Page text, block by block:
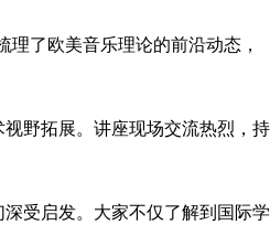
理了欧美音乐理论的前沿动态，
野拓展。讲座现场交流热烈，持
受启发。大家不仅了解到国际学